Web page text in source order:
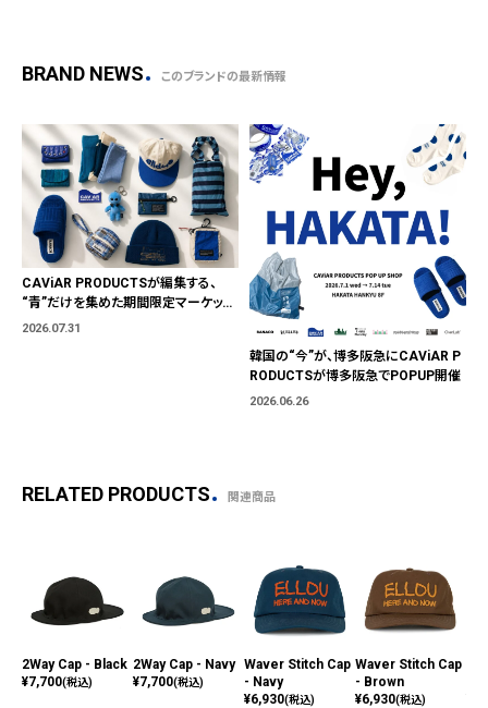
BRAND NEWS このブランドの最新情報
CAViAR PRODUCTSが編集する、
“青”だけを集めた期間限定マーケット
「BLUE MARKET」が横浜に。ブランド
2026.07.31
韓国の“今”が、博多阪急にCAViAR P
RODUCTSが博多阪急でPOPUP開催
2026.06.26
RELATED PRODUCTS 関連商品
2Way Cap - Black
¥7,700(税込)
2Way Cap - Navy
¥7,700(税込)
Waver Stitch Cap
- Navy
¥6,930(税込)
Waver Stitch Cap
- Brown
¥6,930(税込)